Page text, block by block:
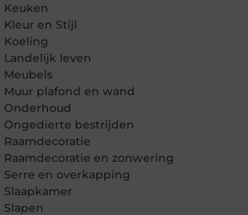
Keuken
Kleur en Stijl
Koeling
Landelijk leven
Meubels
Muur plafond en wand
Onderhoud
Ongedierte bestrijden
Raamdecoratie
Raamdecoratie en zonwering
Serre en overkapping
Slaapkamer
Slapen